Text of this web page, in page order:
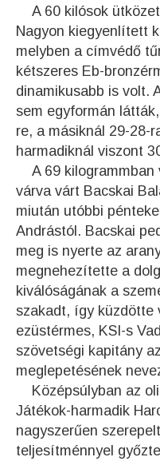
A 60 kilósok
Nagyon kiegyenlített
melyben a címvédő
kétszeres Eb-
dinamikusabb is volt.
sem egyformán
re, a másiknál 29-28-
harmadiknál viszont
A 69 kilogrammban
várva várt Bacskai
miután utóbbi
Andrástól. Bacskai
meg is nyerte az
megnehezítette a
kiválóságának a
szakadt, így küzdötte
ezüstérmes, KSI-s
szövetségi kapitány
meglepetésének
Középsúlyban az
Játékok-harmadik
nagyszerűen
teljesítménnyel